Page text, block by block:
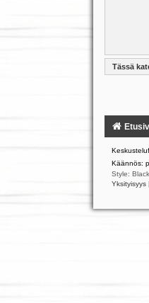
Tässä
Käännös:
Style:
Yksityisyys |